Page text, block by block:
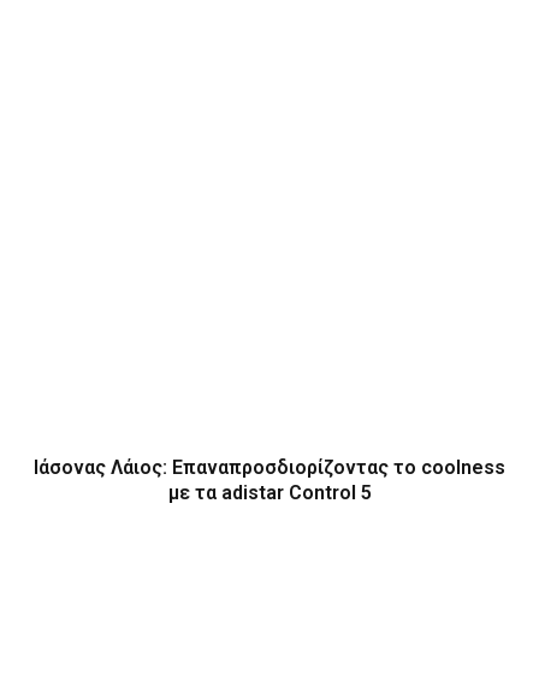
Ιάσονας Λάιος: Επαναπροσδιορίζοντας το coolness
με τα adistar Control 5